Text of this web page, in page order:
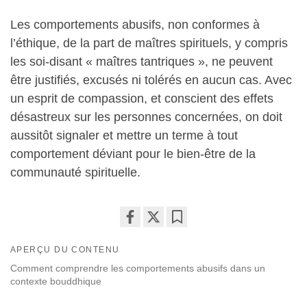
Les comportements abusifs, non conformes à
l’éthique, de la part de maîtres spirituels, y compris
les soi-disant « maîtres tantriques », ne peuvent
être justifiés, excusés ni tolérés en aucun cas. Avec
un esprit de compassion, et conscient des effets
désastreux sur les personnes concernées, on doit
aussitôt signaler et mettre un terme à tout
comportement déviant pour le bien-être de la
communauté spirituelle.
facebook
APERÇU DU CONTENU
Comment comprendre les comportements abusifs dans un
contexte bouddhique